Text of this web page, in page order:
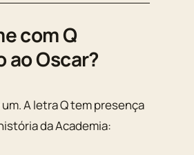
com Q
ao Oscar?
um. A letra Q tem presença
da Academia: